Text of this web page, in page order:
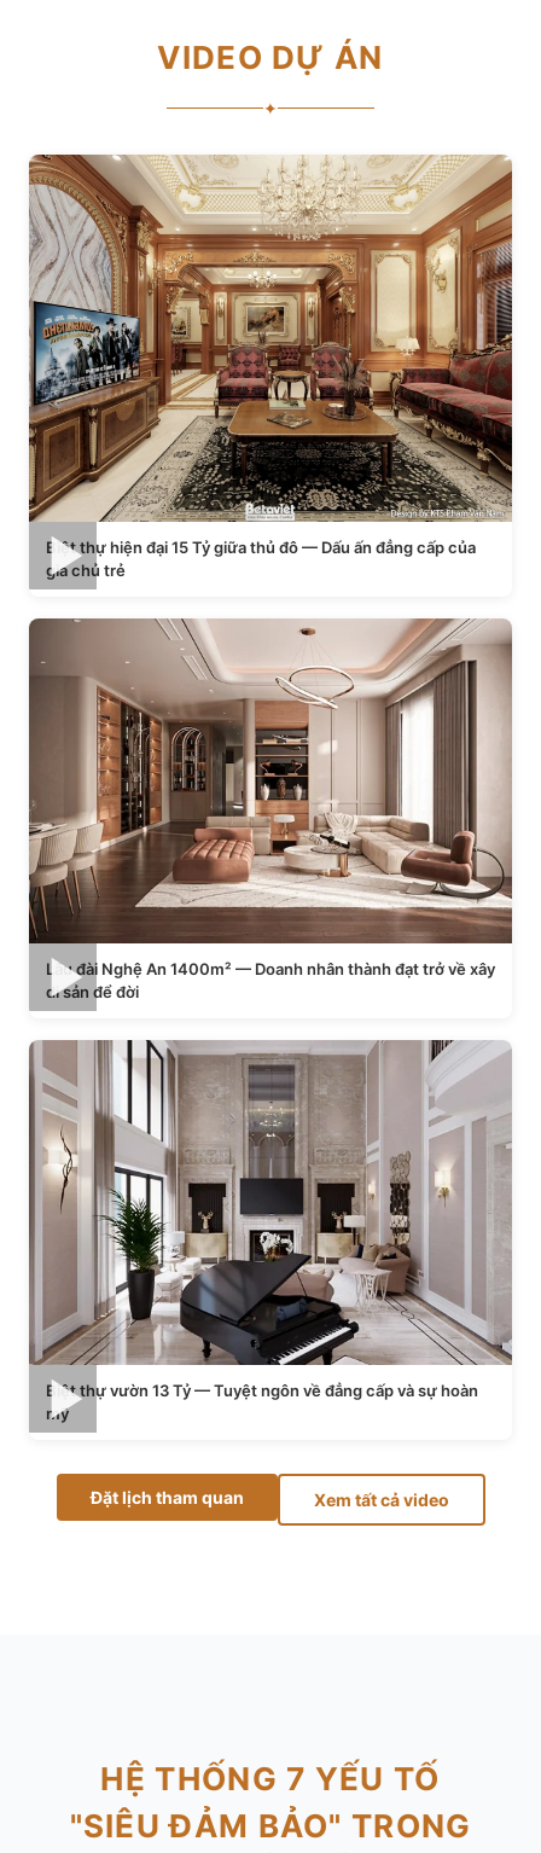
VIDEO DỰ ÁN
✦
Biệt thự hiện đại 15 Tỷ giữa thủ đô — Dấu ấn đẳng cấp của
gia chủ trẻ
Lâu đài Nghệ An 1400m² — Doanh nhân thành đạt trở về xây
di sản để đời
Biệt thự vườn 13 Tỷ — Tuyệt ngôn về đẳng cấp và sự hoàn
mỹ
Đặt lịch tham quan Xem tất cả video
HỆ THỐNG 7 YẾU TỐ
"SIÊU ĐẢM BẢO" TRONG